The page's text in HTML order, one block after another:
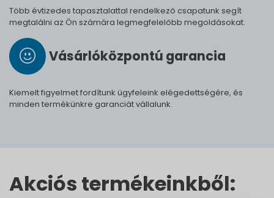
Több évtizedes tapasztalattal rendelkező csapatunk segít
megtalálni az Ön számára legmegfelelőbb megoldásokat.
Vásárló­köz­pontú ga­ran­cia
Kiemelt figyelmet fordítunk ügyfeleink elégedettségére, és
minden termékünkre garanciát vállalunk.
Akciós termékeinkből: